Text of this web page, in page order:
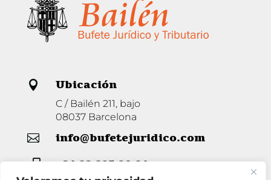
 Ubicación
C / Bailén 211, bajo
08037 Barcelona
 info@bufetejuridico.com
 +34 93 285 80 94